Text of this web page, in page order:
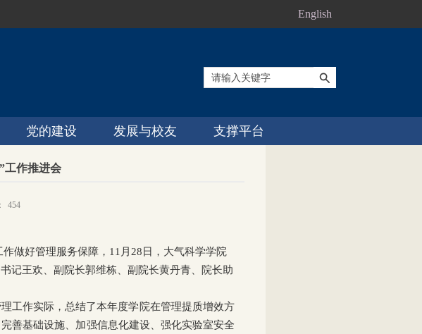
English
党的建设 发展与校友 支撑平台
工作推进会
454
做好管理服务保障， 11 月 28日，大气科学学院
记王欢、副院长郭维栋、副院长黄丹青、院长助
工作实际，总结了本年度学院在管理提质增效方
善基础设施、加强信息化建设、强化实验室安全